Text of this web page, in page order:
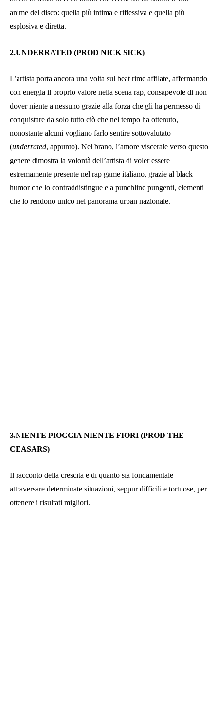
anime del disco: quella più intima e riflessiva e quella più
esplosiva e diretta.
2.UNDERRATED (PROD NICK SICK)
L’artista porta ancora una volta sul beat rime affilate, affermando
con energia il proprio valore nella scena rap, consapevole di non
dover niente a nessuno grazie alla forza che gli ha permesso di
conquistare da solo tutto ciò che nel tempo ha ottenuto,
nonostante alcuni vogliano farlo sentire sottovalutato
(underrated, appunto). Nel brano, l’amore viscerale verso questo
genere dimostra la volontà dell’artista di voler essere
estremamente presente nel rap game italiano, grazie al black
humor che lo contraddistingue e a punchline pungenti, elementi
che lo rendono unico nel panorama urban nazionale.
3.NIENTE PIOGGIA NIENTE FIORI (PROD THE
CEASARS)
Il racconto della crescita e di quanto sia fondamentale
attraversare determinate situazioni, seppur difficili e tortuose, per
ottenere i risultati migliori.